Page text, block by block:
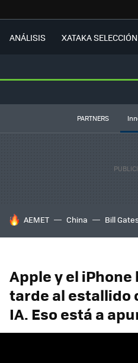
ANÁLISIS XATAKA SELECCIÓN
PARTNERS
HOY SE HABLA DE
AEMET China Bill
Apple y el
tarde al estallido
IA. Eso está a